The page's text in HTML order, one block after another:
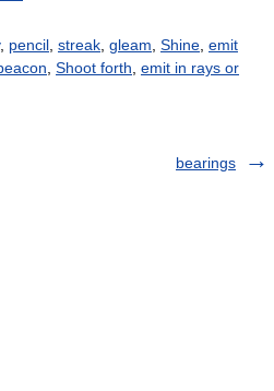
, pencil streak gleam Shine emit
Shoot forth emit in rays or
bearings